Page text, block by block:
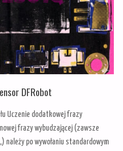
DFRobot
Uczenie dodatkowej frazy
frazy wybudzającej (zawsze
należy po wywołaniu standardowym